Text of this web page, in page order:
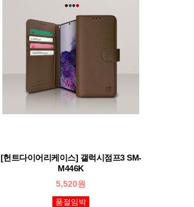
[헌트다이어리케이스] 갤럭시점프3 SM-
M446K
5,520원
품절임박